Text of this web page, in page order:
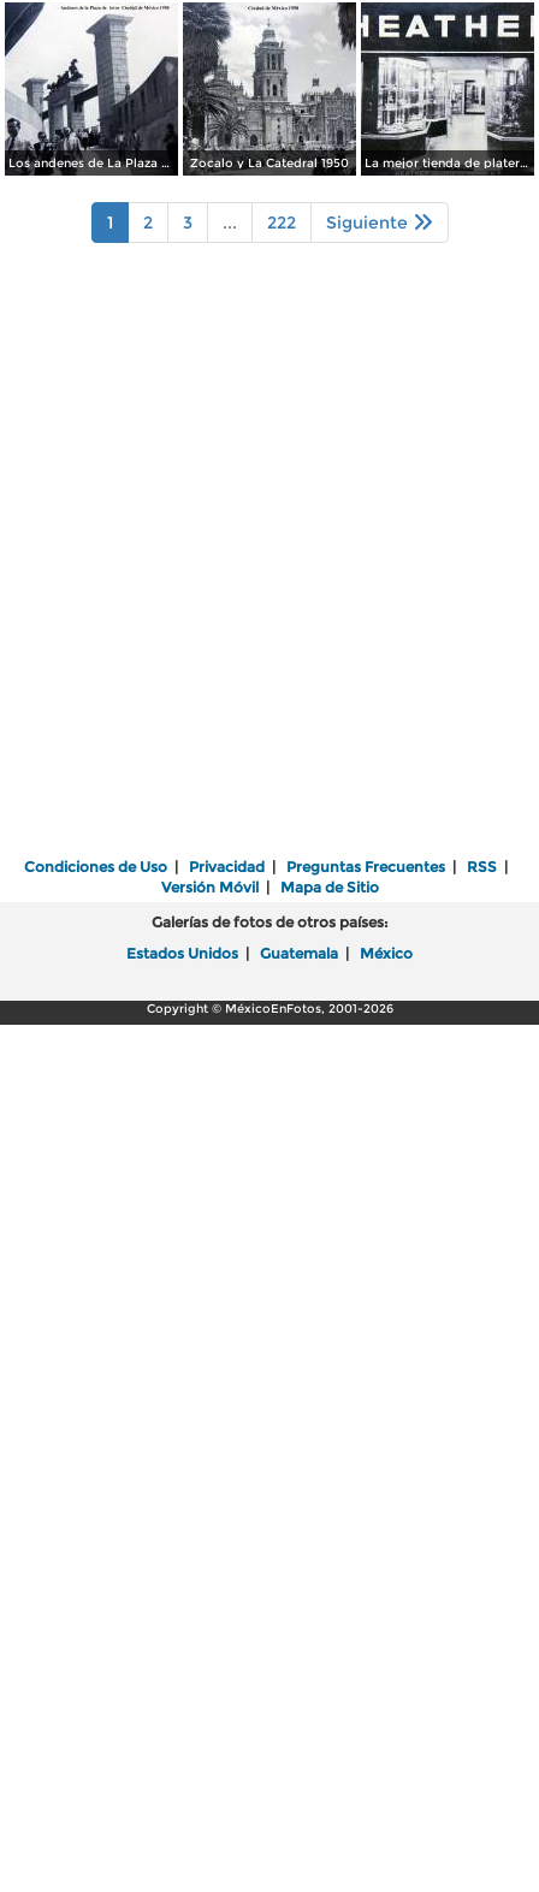
Los andenes de La Plaza de toros Ciudad de México 1950 Zocalo y La Catedral 1950 La mejor tienda de plateria.
1 2 3 ... 222 Siguiente
Condiciones de Uso | Privacidad | Preguntas Frecuentes | RSS |
Versión Móvil| Mapa de Sitio
Galerías de fotos de otros países:
Estados Unidos | Guatemala | México
Copyright © MéxicoEnFotos, 2001-2026